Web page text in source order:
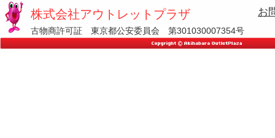
株式会社アウトレットプラザ
古物商許可証 東京都公安委員会 第301030007354号
お